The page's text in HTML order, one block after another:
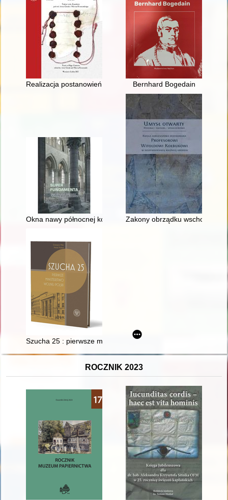
Realizacja postanowień układu z 24 lutego 1921 roku oraz
Bernhard Bogedain
Okna nawy północnej kościoła św. Jakuba w Sandomierzu
Zakony obrządku
Szucha 25 : pierwsze ministerstwo wolnej Polski
ROCZNIK 2023